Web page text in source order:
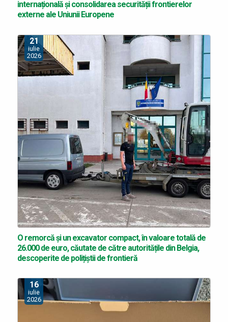
internațională și consolidarea securității frontierelor
externe ale Uniunii Europene
21
iulie
2026
O remorcă și un excavator compact, în valoare totală de
26.000 de euro, căutate de către autoritățile din Belgia,
descoperite de polițiștii de frontieră
16
iulie
2026